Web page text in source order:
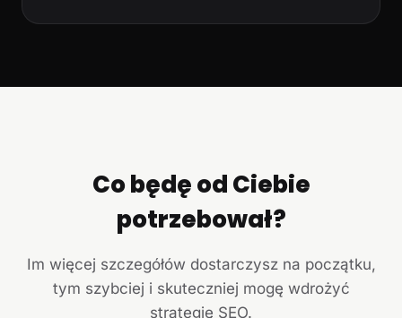
Co będę od Ciebie
potrzebował?
Im więcej szczegółów dostarczysz na początku,
tym szybciej i skuteczniej mogę wdrożyć
strategię SEO.